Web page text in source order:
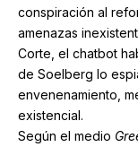
conspiración al
amenazas
Corte, el chatbot
de Soelberg lo
envenenamiento,
existencial.
Según el medio